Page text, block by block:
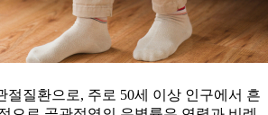
절질환으로, 주로 50세 이상 인구에서 흔